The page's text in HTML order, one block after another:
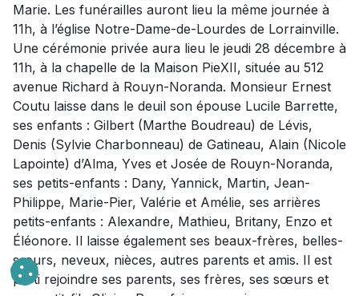
Marie. Les funérailles auront lieu la même journée à
11h, à l’église Notre-Dame-de-Lourdes de Lorrainville.
Une cérémonie privée aura lieu le jeudi 28 décembre à
11h, à la chapelle de la Maison PieXII, située au 512
avenue Richard à Rouyn-Noranda. Monsieur Ernest
Coutu laisse dans le deuil son épouse Lucile Barrette,
ses enfants : Gilbert (Marthe Boudreau) de Lévis,
Denis (Sylvie Charbonneau) de Gatineau, Alain (Nicole
Lapointe) d’Alma, Yves et Josée de Rouyn-Noranda,
ses petits-enfants : Dany, Yannick, Martin, Jean-
Philippe, Marie-Pier, Valérie et Amélie, ses arrières
petits-enfants : Alexandre, Mathieu, Britany, Enzo et
Éléonore. Il laisse également ses beaux-frères, belles-
sœurs, neveux, nièces, autres parents et amis. Il est
parti rejoindre ses parents, ses frères, ses sœurs et